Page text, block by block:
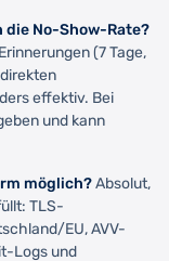
No-Show-Rate?
(7 Tage,
effektiv. Bei
und kann
möglich?Absolut,
TLS-
EU, AVV-
Logs und